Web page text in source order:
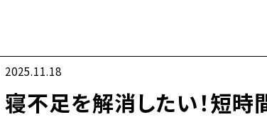
2025.11.18
寝不足を解消したい！短時